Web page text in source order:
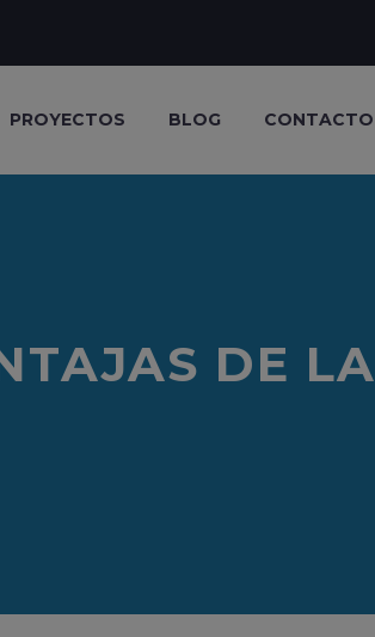
PROYECTOS BLOG CONTACTO
DE LA